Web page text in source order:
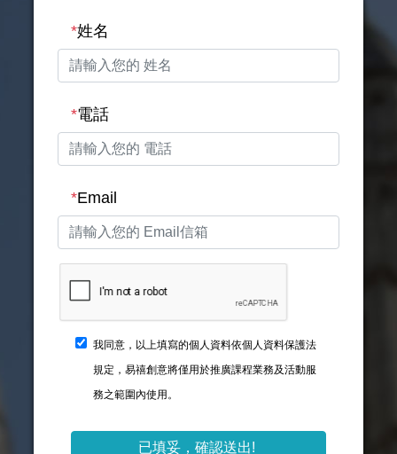
*姓名
*電話
*Email
我同意，以上填寫的個人資料依個人資料保護法
規定，易禧創意將僅用於推廣課程業務及活動服
務之範圍內使用。